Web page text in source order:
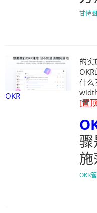
甘特图
OKR
的实
什么
[置
OKR